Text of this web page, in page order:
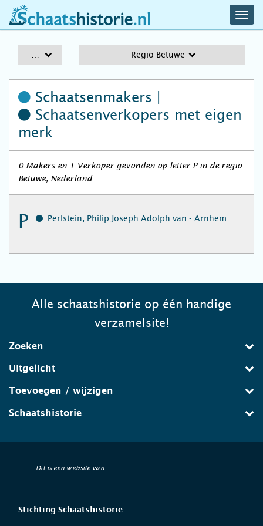
schaatshistorie.nl
Regio Betuwe
Schaatsenmakers |
Schaatsenverkopers met eigen
merk
0 Makers en 1 Verkoper gevonden op letter P in de regio
Betuwe, Nederland
P Perlstein, Philip Joseph Adolph van - Arnhem
Alle schaatshistorie op één handige
verzamelsite!
Zoeken
Uitgelicht
Toevoegen / wijzigen
Schaatshistorie
Dit is een website van
Stichting Schaatshistorie